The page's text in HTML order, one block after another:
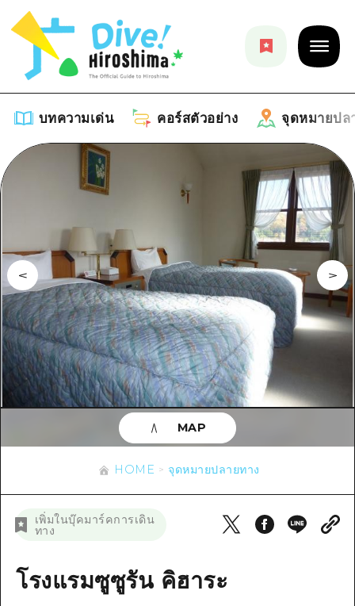
บทความเด่น คอร์สตัวอย่าง จุดหมายปล
บทความเด่น
คำแนะนำ
ศิลปะ
งานอีเว้นท์ / เทศกาล
อาหารรสเลิศ / สุรา
การปั่นจักรยาน
ช้อปปิ้ง
กีฬา
สถานบันเทิงยามค่ำคืน
มาตรฐาน
คอร์สตัวอย่าง
รายการ
คู่มือ Dive! Hiroshima
ฮิโรชิม่า โมชิ โมชิ ทราเวล
บริเวณรอบเมืองฮิโรชิม่า
อากิ
บิงโก
บริเวณรอบๆ มิยาจิมะ
จุดหมายปลายทาง
รายการ
บริเวณรอบเมืองฮิโรชิม่า
อากิ
บิงโก
บิโฮคุ
เกโฮคุ
จังหวัดเอฮิเมะ
ชิมาเนะ
อีเว้นท์
ข้อมูลตามฤดูกาล
ข้อมูลที่เป็นประโยชน์
รายการ
เข้าถึงเข้าถึง
สรุปการจราจรรอง
ตั๋วเที่ยวคุ้มค่าตั๋วเที่ยวคุ้มค่า
ข่าว
HOME จุดหมายปลายทาง
เพิ่มในบุ๊คมาร์คการเดิน
ทาง
โรงแรมซูซูรัน คิฮาระ
MAP